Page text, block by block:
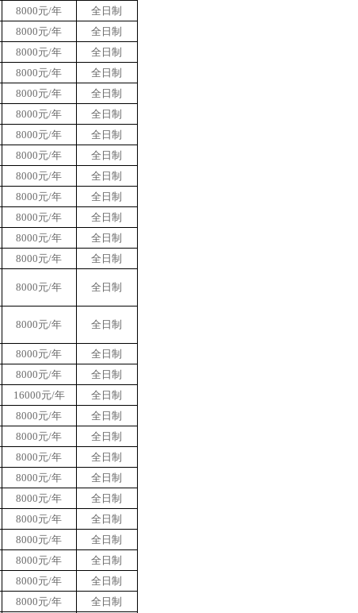
8000元/年
全日制
8000元/年
全日制
8000元/年
全日制
8000元/年
全日制
8000元/年
全日制
8000元/年
全日制
8000元/年
全日制
8000元/年
全日制
8000元/年
全日制
8000元/年
全日制
8000元/年
全日制
8000元/年
全日制
8000元/年 全日制
8000元/年 全日制
8000元/年 全日制
8000元/年
全日制
8000元/年
全日制
16000元/年
全日制
8000元/年
全日制
8000元/年
全日制
8000元/年
全日制
8000元/年
全日制
8000元/年
全日制
8000元/年
全日制
8000元/年
全日制
8000元/年
全日制
8000元/年
全日制
8000元/年
全日制